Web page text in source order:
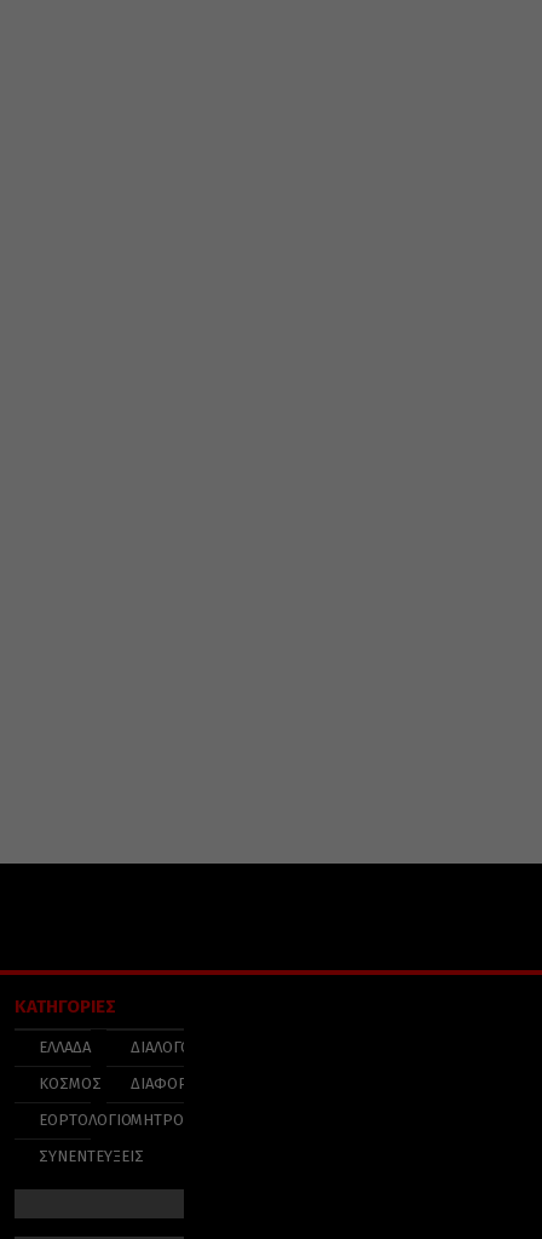
ΚΑΤΗΓΟΡΙΕΣ
ΕΛΛΑΔΑ
ΚΟΣΜΟΣ
ΕΟΡΤΟΛΟΓΙΟ
ΣΥΝΕΝΤΕΥΞΕΙΣ
ΔΙΑΛΟΓΟΣ
ΔΙΑΦΟΡΑ
ΜΗΤΡΟΠΟΛΕΙΣ